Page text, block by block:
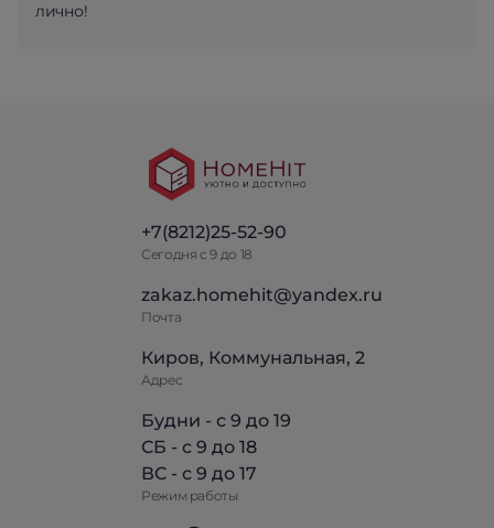
лично!
+7(8212)25-52-90
Сегодня с 9 до 18
zakaz.homehit@yandex.ru
Почта
Киров, Коммунальная, 2
Адрес
Будни - с 9 до 19
СБ - с 9 до 18
ВС - с 9 до 17
Режим работы